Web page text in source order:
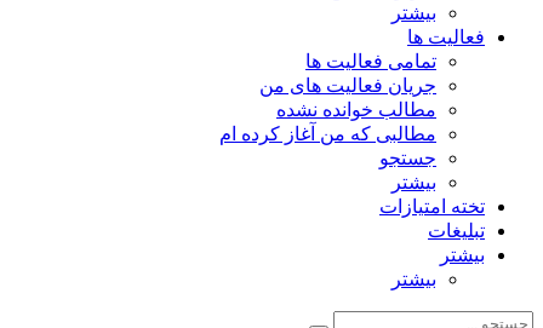
بیشتر
فعالیت ها
تمامی فعالیت ها
جریان فعالیت های من
مطالب خوانده نشده
مطالبی که من آغاز کرده ام
جستجو
بیشتر
تخته امتیازات
تبلیغات
بیشتر
بیشتر